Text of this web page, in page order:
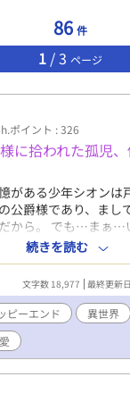
86 件
1 / 3 ページ
ポイント : 326
に拾われた孤児
がある少年シオンは
公爵様であり、まし
から。 でも…まぁ
……あれ…？ …やばい
長いですがすぐくっ
1万2000字前後です
情系クール最強公
結済み
続きを読む
文字数 18,977 最終更新
ピーエンド 異世界